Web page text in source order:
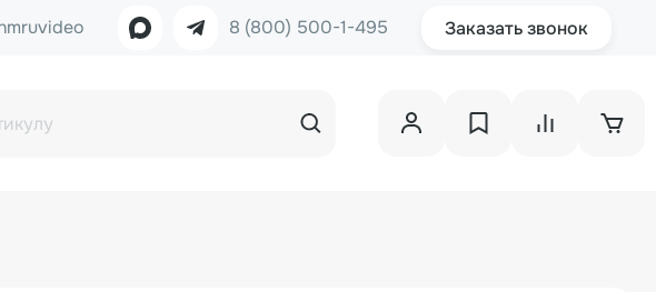
8 (800) 500-1-495 Заказать звонок